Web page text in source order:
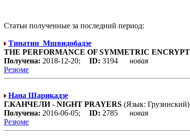
Статьи полученные за последний период:
Тинатин Мшвидобадзе
THE PERFORMANCE OF SYMMETRIC
Получена: 2018-12-20; ID: 3194
новая
Резюме
Нана Шарикадзе
Г.КАНЧЕЛИ - NIGHT PRAYERS (Язык: Грузинский)
Получена: 2016-06-05; ID: 2785
новая
Резюме